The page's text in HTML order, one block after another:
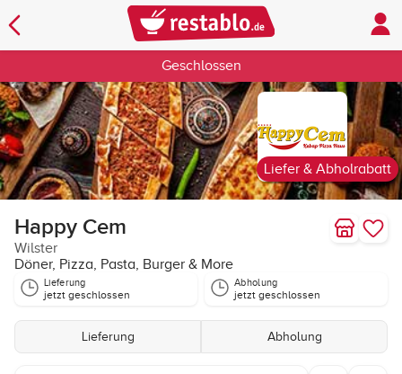
Geschlossen
Liefer & Abholrabatt
Happy Cem
Wilster
Döner, Pizza, Pasta, Burger & More
Lieferung
jetzt geschlossen
Abholung
jetzt geschlossen
Lieferung Abholung